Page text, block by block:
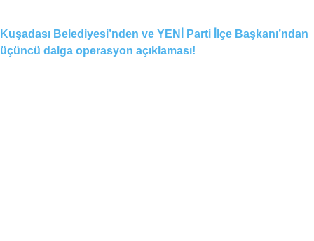
Kuşadası Belediyesi’nden ve YENİ Parti İlçe Başkanı’ndan
üçüncü dalga operasyon açıklaması!